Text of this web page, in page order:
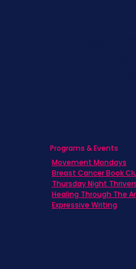
Programs & Events
Movement Mondays
Breast Cancer Book
Thursday Night
Healing Through The
Expressive Writing